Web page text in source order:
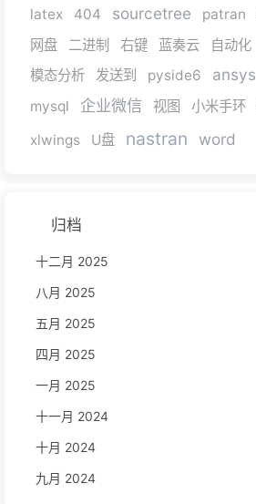
latex 404 sourcetree patran
网盘 二进制 右键 蓝奏云 自动化
模态分析
发送到 pyside6 ansys
mysql
企业微信 视图 小米手环
xlwings
U盘 nastran word
归档
十二月 2025
八月 2025
五月 2025
四月 2025
一月 2025
十一月 2024
十月 2024
九月 2024